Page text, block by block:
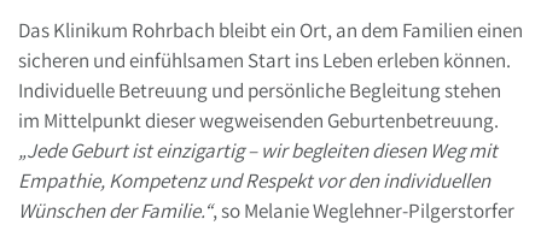
Das Klinikum Rohrbach bleibt ein Ort, an dem Familien einen
sicheren und einfühlsamen Start ins Leben erleben können.
Individuelle Betreuung und persönliche Begleitung stehen
im Mittelpunkt dieser wegweisenden Geburtenbetreuung.
„Jede Geburt ist einzigartig – wir begleiten diesen Weg mit
Empathie, Kompetenz und Respekt vor den individuellen
Wünschen der Familie.“, so Melanie Weglehner-Pilgerstorfer